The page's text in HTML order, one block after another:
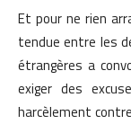
Et pour ne rien
tendue entre les
étrangères a
exiger des
harcèlement